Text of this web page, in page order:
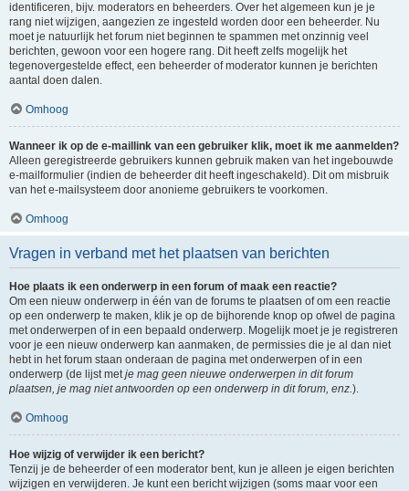
identificeren, bijv. moderators en beheerders. Over het algemeen kun je je
rang niet wijzigen, aangezien ze ingesteld worden door een beheerder. Nu
moet je natuurlijk het forum niet beginnen te spammen met onzinnig veel
berichten, gewoon voor een hogere rang. Dit heeft zelfs mogelijk het
tegenovergestelde effect, een beheerder of moderator kunnen je berichten
aantal doen dalen.
Omhoog
Wanneer ik op de e-maillink van een gebruiker klik, moet ik me aanmelden?
Alleen geregistreerde gebruikers kunnen gebruik maken van het ingebouwde
e-mailformulier (indien de beheerder dit heeft ingeschakeld). Dit om misbruik
van het e-mailsysteem door anonieme gebruikers te voorkomen.
Omhoog
Vragen in verband met het plaatsen van berichten
Hoe plaats ik een onderwerp in een forum of maak een reactie?
Om een nieuw onderwerp in één van de forums te plaatsen of om een reactie
op een onderwerp te maken, klik je op de bijhorende knop op ofwel de pagina
met onderwerpen of in een bepaald onderwerp. Mogelijk moet je je registreren
voor je een nieuw onderwerp kan aanmaken, de permissies die je al dan niet
hebt in het forum staan onderaan de pagina met onderwerpen of in een
onderwerp (de lijst metje mag geen nieuwe onderwerpen in dit forum
plaatsen, je mag niet antwoorden op een onderwerp in dit forum, enz.).
Omhoog
Hoe wijzig of verwijder ik een bericht?
Tenzij je de beheerder of een moderator bent, kun je alleen je eigen berichten
wijzigen en verwijderen. Je kunt een bericht wijzigen (soms maar voor een